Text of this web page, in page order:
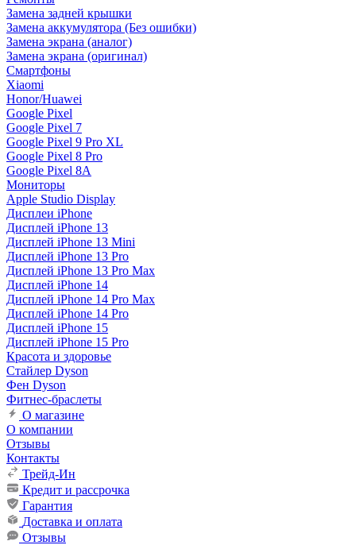
Замена задней крышки
Замена аккумулятора (Без ошибки)
Замена экрана (аналог)
Замена экрана (оригинал)
Смартфоны
Xiaomi
Honor/Huawei
Google Pixel
Google Pixel 7
Google Pixel 9 Pro XL
Google Pixel 8 Pro
Google Pixel 8A
Мониторы
Apple Studio Display
Дисплеи iPhone
Дисплей iPhone 13
Дисплей iPhone 13 Mini
Дисплей iPhone 13 Pro
Дисплей iPhone 13 Pro Max
Дисплей iPhone 14
Дисплей iPhone 14 Pro Max
Дисплей iPhone 14 Pro
Дисплей iPhone 15
Дисплей iPhone 15 Pro
Красота и здоровье
Стайлер Dyson
Фен Dyson
Фитнес-браслеты
О магазине
О компании
Отзывы
Контакты
Трейд-Ин
Кредит и рассрочка
Гарантия
Доставка и оплата
Отзывы